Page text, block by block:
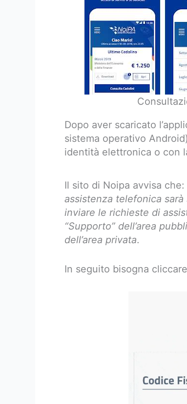
Dopo aver scaricato
sistema operativo
identità elettronica o con
Il sito di Noipa avvisa che:
assistenza telefonica
inviare le richieste di
“Supporto” dell’area
dell’area privata.
In seguito bisogna